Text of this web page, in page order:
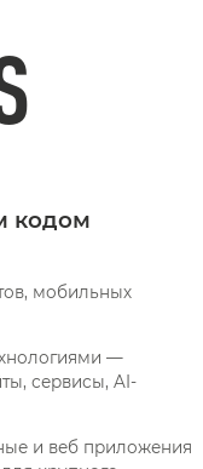
кодом
мобильных
—
сервисы, AI-
и веб приложения